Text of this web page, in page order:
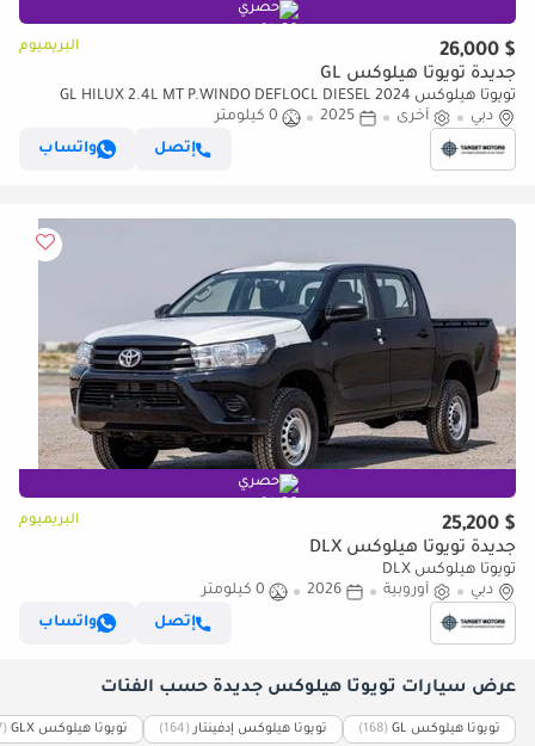
حصري
$ 26,000 البريميوم
جديدة تويوتا هيلوكس GL
تويوتا هيلوكس GL HILUX 2.4L MT P.WINDO DEFLOCL DIESEL 2024
دبي
أخرى 2025
0 كيلومتر
إتصل
واتساب
حصري
$ 25,200 البريميوم
جديدة تويوتا هيلوكس DLX
تويوتا هيلوكس DLX
دبي
أوروبية 2026
0 كيلومتر
إتصل
واتساب
عرض سيارات تويوتا هيلوكس جديدة حسب الفئات
تويوتا هيلوكس GL ‏(168) تويوتا هيلوكس إدفينتار ‏(164) تويوتا هيلوكس GLX ‏(157)